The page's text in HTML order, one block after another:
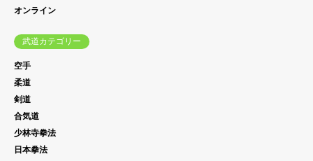
オンライン
武道カテゴリー
空手
柔道
剣道
合気道
少林寺拳法
日本拳法